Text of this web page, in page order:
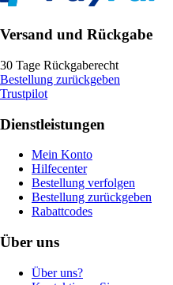
Versand und Rückgabe
30 Tage Rückgaberecht
Bestellung zurückgeben
Trustpilot
Dienstleistungen
Mein Konto
Hilfecenter
Bestellung verfolgen
Bestellung zurückgeben
Rabattcodes
Über uns
Über uns?